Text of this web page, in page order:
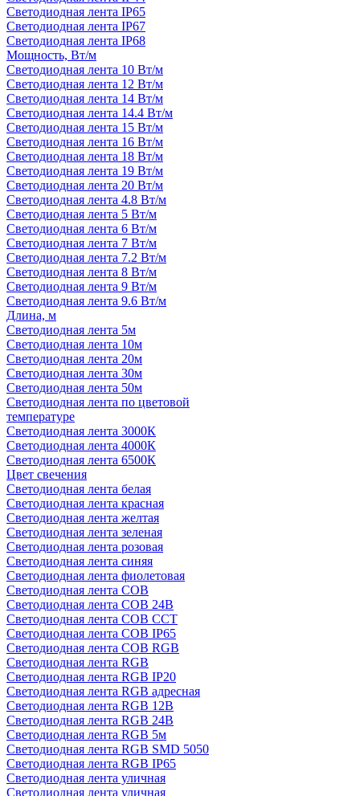
Светодиодная лента IP65
Светодиодная лента IP67
Светодиодная лента IP68
Мощность, Вт/м
Светодиодная лента 10 Вт/м
Светодиодная лента 12 Вт/м
Светодиодная лента 14 Вт/м
Светодиодная лента 14.4 Вт/м
Светодиодная лента 15 Вт/м
Светодиодная лента 16 Вт/м
Светодиодная лента 18 Вт/м
Светодиодная лента 19 Вт/м
Светодиодная лента 20 Вт/м
Светодиодная лента 4.8 Вт/м
Светодиодная лента 5 Вт/м
Светодиодная лента 6 Вт/м
Светодиодная лента 7 Вт/м
Светодиодная лента 7.2 Вт/м
Светодиодная лента 8 Вт/м
Светодиодная лента 9 Вт/м
Светодиодная лента 9.6 Вт/м
Длина, м
Светодиодная лента 5м
Светодиодная лента 10м
Светодиодная лента 20м
Светодиодная лента 30м
Светодиодная лента 50м
Светодиодная лента по цветовой
температуре
Светодиодная лента 3000К
Светодиодная лента 4000К
Светодиодная лента 6500К
Цвет свечения
Светодиодная лента белая
Светодиодная лента красная
Светодиодная лента желтая
Светодиодная лента зеленая
Светодиодная лента розовая
Светодиодная лента синяя
Светодиодная лента фиолетовая
Светодиодная лента COB
Светодиодная лента COB 24В
Светодиодная лента COB CCT
Светодиодная лента COB IP65
Светодиодная лента COB RGB
Светодиодная лента RGB
Светодиодная лента RGB IP20
Светодиодная лента RGB адресная
Светодиодная лента RGB 12В
Светодиодная лента RGB 24В
Светодиодная лента RGB 5м
Светодиодная лента RGB SMD 5050
Светодиодная лента RGB IP65
Светодиодная лента уличная
Светодиодная лента уличная